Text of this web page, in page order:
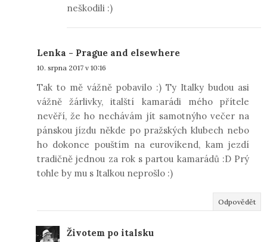
neškodili :)
Lenka - Prague and elsewhere
10. srpna 2017 v 10:16
Tak to mě vážně pobavilo :) Ty Italky budou asi
vážně žárlivky, italští kamarádi mého přítele
nevěří, že ho nechávám jít samotnýho večer na
pánskou jízdu někde po pražských klubech nebo
ho dokonce pouštím na eurovíkend, kam jezdí
tradičně jednou za rok s partou kamarádů :D Prý
tohle by mu s Italkou neprošlo :)
Odpovědět
Životem po italsku